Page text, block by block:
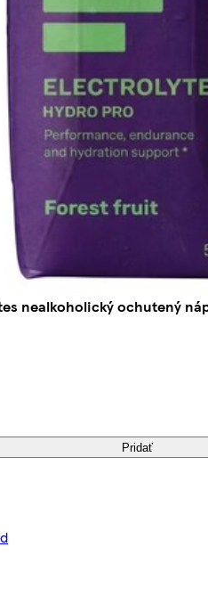
nealkoholický ochutený
Pridať